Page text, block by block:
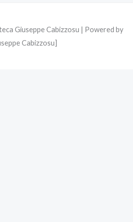
Giuseppe Cabizzosu | Powered by
Cabizzosu]